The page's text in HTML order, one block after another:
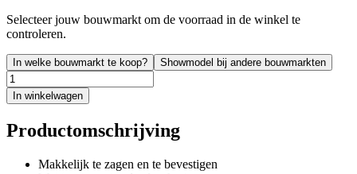
Selecteer jouw bouwmarkt om de voorraad in de winkel te
controleren.
In welke bouwmarkt te koop? Showmodel bij andere bouwmarkten
In winkelwagen
Productomschrijving
Makkelijk te zagen en te bevestigen